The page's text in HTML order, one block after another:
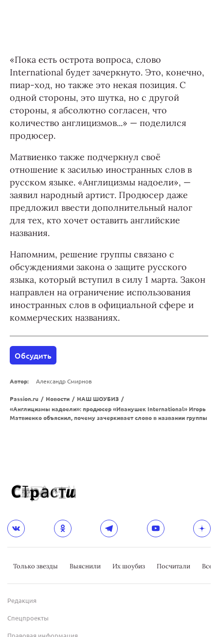
«Пока есть острота вопроса, слово
International будет зачеркнуто. Это, конечно,
пиар-ход, но также это некая позиция. С
одной стороны, это шутка, но с другой
стороны, я абсолютно согласен, что
количество англицизмов...» — поделился
продюсер.
Матвиенко также подчеркнул своё
отношение к засилью иностранных слов в
русском языке. «Англицизмы надоели», —
заявил народный артист. Продюсер даже
предложил ввести дополнительный налог
для тех, кто хочет оставить английские
названия.
Напомним, решение группы связано с
обсуждениями закона о защите русского
языка, который вступил в силу 1 марта. Закон
направлен на ограничение использования
иностранных слов в официальной сфере и
коммерческих названиях.
Обсудить
Автор: Александр Смирнов
Passion.ru / Новости / НАШ ШОУБИЗ /
«Англицизмы надоели»: продюсер «Иванушек International» Игорь
Матвиенко объяснил, почему зачеркивает слово в названии группы
Только звезды Выяснили Их шоубиз Посчитали
Редакция
Спецпроекты
Правовая информация